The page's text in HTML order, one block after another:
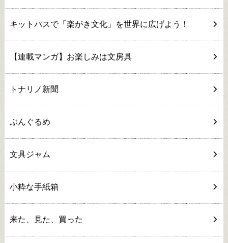
キットパスで「楽がき文化」を世界に広げよう！
【連載マンガ】お楽しみは文房具
トナリノ新聞
ぶんぐるめ
文具ジャム
小粋な手紙箱
来た、見た、買った